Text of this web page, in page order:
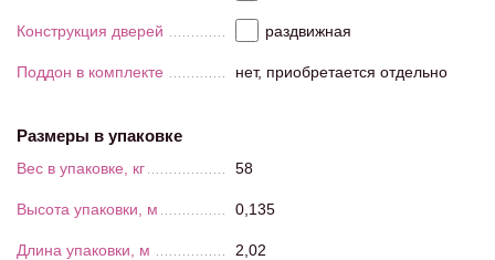
Конструкция дверей раздвижная
Поддон в комплекте нет, приобретается отдельно
Размеры в упаковке
Вес в упаковке, кг 58
Высота упаковки, м 0,135
Длина упаковки, м 2,02